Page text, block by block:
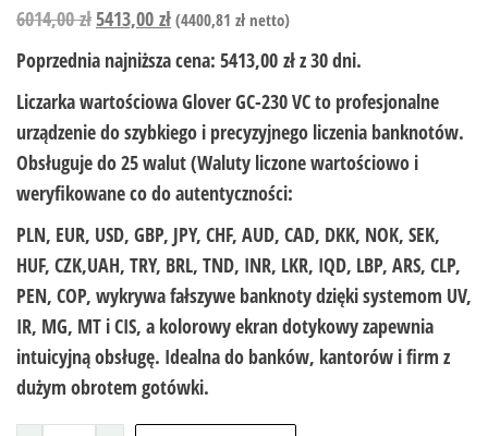
6014,00zł5413,00 zł (4400,81 zł netto)
Poprzednia najniższa cena: 5413,00 złz 30 dni.
Liczarka wartościowaGlover GC-230 VCto profesjonalne
urządzenie do szybkiego i precyzyjnego liczenia banknotów.
Obsługuje do25 walut (Waluty liczone wartościowo i
weryfikowane co do autentyczności:
PLN, EUR, USD, GBP, JPY, CHF, AUD, CAD, DKK, NOK, SEK,
HUF, CZK,UAH, TRY, BRL, TND, INR, LKR, IQD, LBP, ARS, CLP,
PEN, COP, wykrywafałszywe banknotydzięki systemom UV,
IR, MG, MT i CIS, a kolorowyekran dotykowyzapewnia
intuicyjną obsługę. Idealna do banków, kantorów i firm z
dużym obrotem gotówki.